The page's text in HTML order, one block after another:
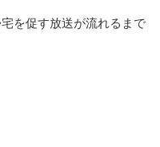
を促す放送が流れるまで